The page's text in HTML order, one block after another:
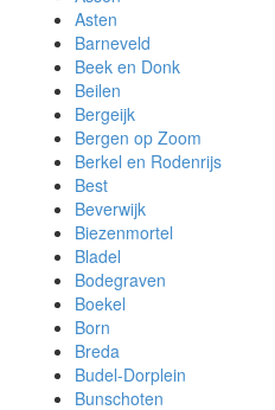
Asten
Barneveld
Beek en Donk
Beilen
Bergeijk
Bergen op Zoom
Berkel en Rodenrijs
Best
Beverwijk
Biezenmortel
Bladel
Bodegraven
Boekel
Born
Breda
Budel-Dorplein
Bunschoten